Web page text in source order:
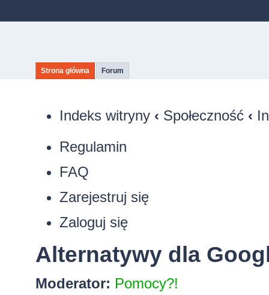
Strona główna Forum
Indeks witryny ‹ Społeczność ‹
Regulamin
FAQ
Zarejestruj się
Zaloguj się
Alternatywy dla
Moderator: Pomocy?!